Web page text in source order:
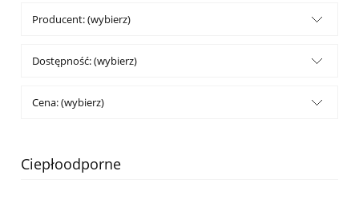
Producent: (wybierz)
Dostępność: (wybierz)
Cena: (wybierz)
Ciepłoodporne